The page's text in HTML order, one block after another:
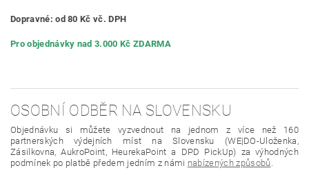
Dopravné: od 80 Kč vč. DPH
Pro objednávky nad 3.000 Kč ZDARMA
OSOBNÍ ODBĚR NA SLOVENSKU
Objednávku si můžete vyzvednout na jednom z více než 160
partnerských výdejních míst na Slovensku (WE|DO-Uloženka,
Zásilkovna, AukroPoint, HeurekaPoint a DPD PickUp) za výhodných
podmínek po platbě předem jedním z námi nabízených způsobů.